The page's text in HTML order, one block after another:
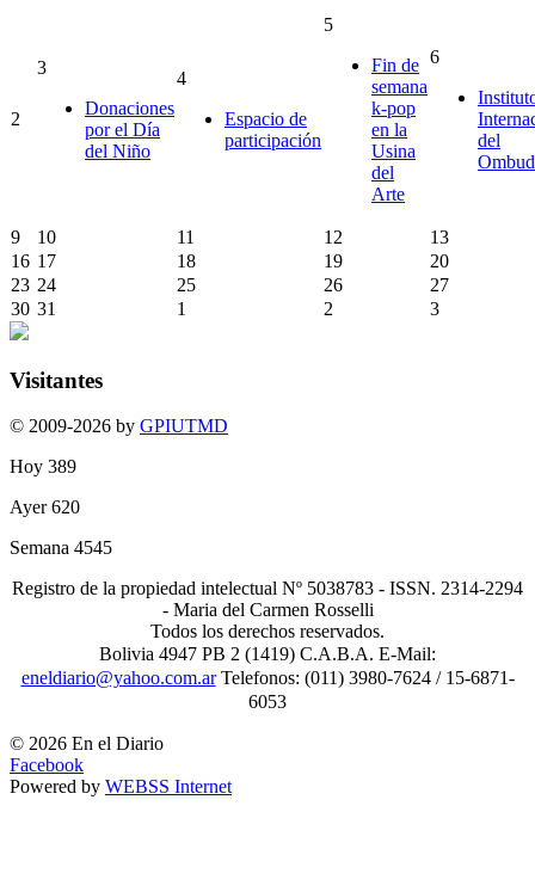
2
3
Donaciones
por el Día
del Niño
4
Espacio de
participación
5
Fin de
semana
k-pop
en la
Usina
del
Arte
6
del
9 10 11 12
13
16 17 18 19
20
23 24 25 26
27
30 31 1 2 3
Visitantes
© 2009-2026 by GPIUTMD
Hoy 389
Ayer620
Semana 4545
Registro de la propiedad intelectual Nº 5038783 - ISSN. 2314-2294
- Maria del Carmen Rosselli
Todos los derechos reservados.
Bolivia 4947 PB 2 (1419) C.A.B.A. E-Mail:
eneldiario@yahoo.com.arTelefonos: (011) 3980-7624 / 15-6871-
6053
© 2026 En el Diario
Facebook
Powered by WEBSS Internet